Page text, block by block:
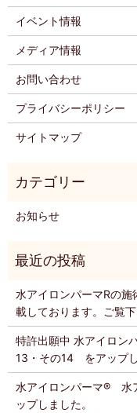
イベント情報
メディア情報
お問い合わせ
プライバシーポリシー
サイトマップ
お知らせ
水アイロンパーマRの
載しております。ご覧下
特許出願中 水アイロン
13・その14 をアップ
水アイロンパーマ®️ 水
ップしました。